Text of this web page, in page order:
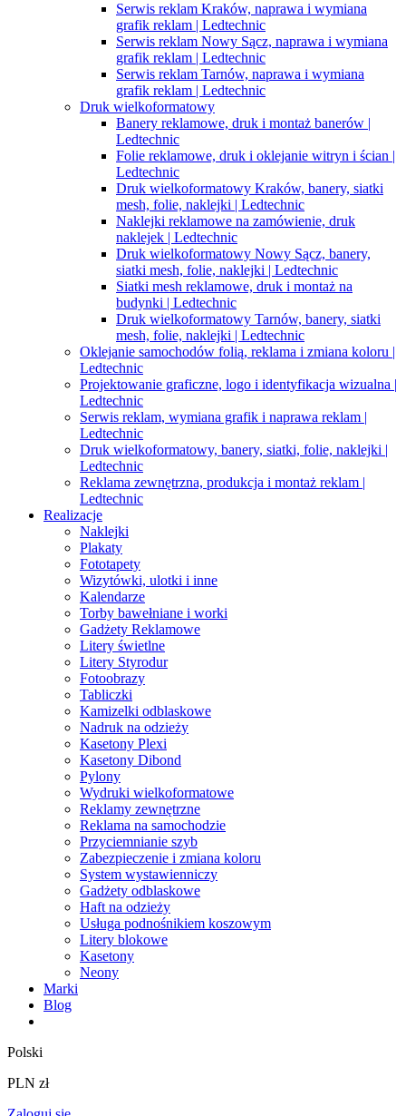
Serwis reklam Kraków, naprawa i wymiana
grafik reklam | Ledtechnic
Serwis reklam Nowy Sącz, naprawa i wymiana
grafik reklam | Ledtechnic
Serwis reklam Tarnów, naprawa i wymiana
grafik reklam | Ledtechnic
Druk wielkoformatowy
Banery reklamowe, druk i montaż banerów |
Ledtechnic
Folie reklamowe, druk i oklejanie witryn i ścian |
Ledtechnic
Druk wielkoformatowy Kraków, banery, siatki
mesh, folie, naklejki | Ledtechnic
Naklejki reklamowe na zamówienie, druk
naklejek | Ledtechnic
Druk wielkoformatowy Nowy Sącz, banery,
siatki mesh, folie, naklejki | Ledtechnic
Siatki mesh reklamowe, druk i montaż na
budynki | Ledtechnic
Druk wielkoformatowy Tarnów, banery, siatki
mesh, folie, naklejki | Ledtechnic
Oklejanie samochodów folią, reklama i zmiana koloru |
Ledtechnic
Projektowanie graficzne, logo i identyfikacja wizualna |
Ledtechnic
Serwis reklam, wymiana grafik i naprawa reklam |
Ledtechnic
Druk wielkoformatowy, banery, siatki, folie, naklejki |
Ledtechnic
Reklama zewnętrzna, produkcja i montaż reklam |
Ledtechnic
Realizacje
Naklejki
Plakaty
Fototapety
Wizytówki, ulotki i inne
Kalendarze
Torby bawełniane i worki
Gadżety Reklamowe
Litery świetlne
Litery Styrodur
Fotoobrazy
Tabliczki
Kamizelki odblaskowe
Nadruk na odzieży
Kasetony Plexi
Kasetony Dibond
Pylony
Wydruki wielkoformatowe
Reklamy zewnętrzne
Reklama na samochodzie
Przyciemnianie szyb
Zabezpieczenie i zmiana koloru
System wystawienniczy
Gadżety odblaskowe
Haft na odzieży
Usługa podnośnikiem koszowym
Litery blokowe
Kasetony
Neony
Marki
Blog
Polski
PLN zł